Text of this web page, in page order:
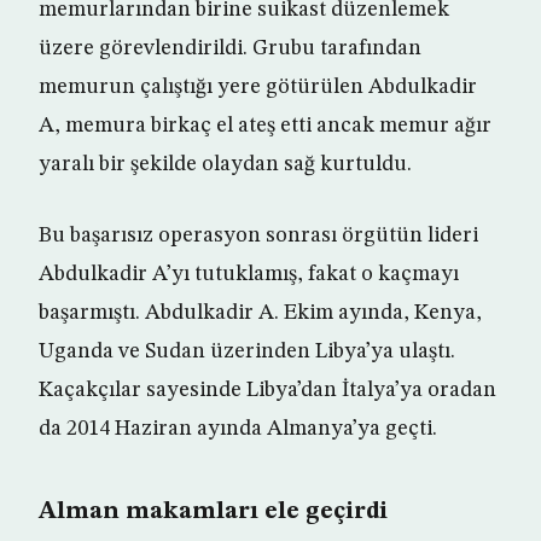
memurlarından birine suikast düzenlemek
üzere görevlendirildi. Grubu tarafından
memurun çalıştığı yere götürülen Abdulkadir
A, memura birkaç el ateş etti ancak memur ağır
yaralı bir şekilde olaydan sağ kurtuldu.
Bu başarısız operasyon sonrası örgütün lideri
Abdulkadir A’yı tutuklamış, fakat o kaçmayı
başarmıştı. Abdulkadir A. Ekim ayında, Kenya,
Uganda ve Sudan üzerinden Libya’ya ulaştı.
Kaçakçılar sayesinde Libya’dan İtalya’ya oradan
da 2014 Haziran ayında Almanya’ya geçti.
Alman makamları ele geçirdi